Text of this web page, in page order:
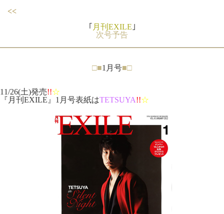
<<
｢ 月刊EXILE ｣
次号予告
□■1月号■□
11/26(土)発売!!☆
『月刊EXILE』1月号表紙はTETSUYA!!☆